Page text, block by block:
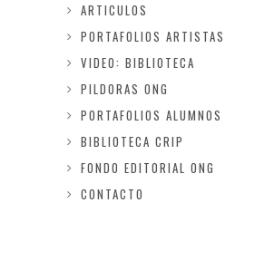
ARTICULOS
PORTAFOLIOS ARTISTAS
VIDEO: BIBLIOTECA
PILDORAS ONG
PORTAFOLIOS ALUMNOS
BIBLIOTECA CRIP
FONDO EDITORIAL ONG
CONTACTO